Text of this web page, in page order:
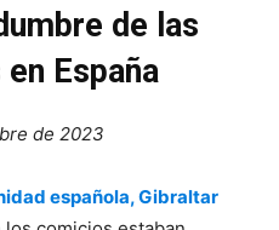
de las
España
de 2023
española, Gibraltar